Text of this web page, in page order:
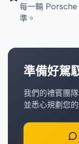
每一輛 Porsche
準。
準備好駕
我們的禮賓團
並悉心規劃您